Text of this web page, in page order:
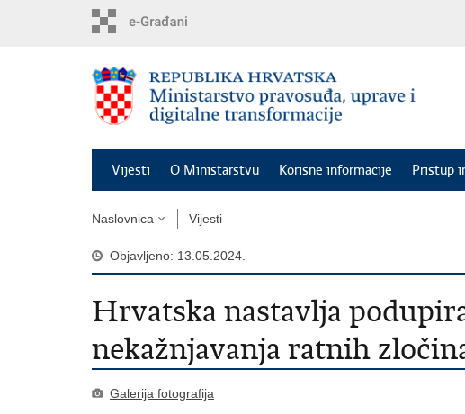
Vijesti O Ministarstvu Korisne informacije Pristup
Naslovnica Vijesti
Objavljeno: 13.05.2024.
Hrvatska nastavlja
nekažnjavanja ratnih
Galerija fotografija